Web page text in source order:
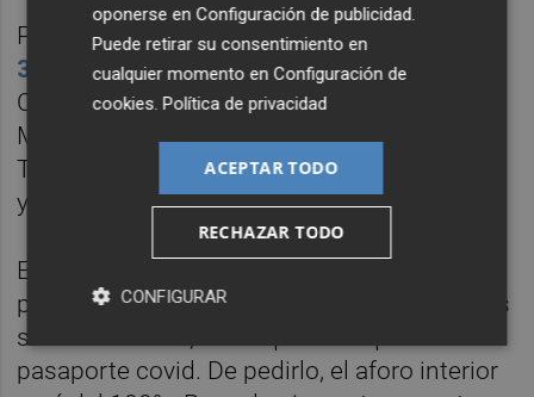
Por otro lado,hay 12 poblaciones en un
3 o alto. Son Los Alcázares, Aledo, Archena,
Caravaca de la Cruz, Molina de Segura,
Moratalla, Ricote, San Javier, Santomera, Las
Torres de Cotillas, Villanueva del Rio Segura
y Yecla.
En este escenario, el aforo interior máximo
para hostelería, restauración y celebraciones
se limita al 50%, salvo que se requiera el
pasaporte covid. De pedirlo, el aforo interior
oponerse enConfiguración de publicidad
Puede retirar su consentimiento en
cualquier momento enConfiguración de
cookies .Política de privacidad
ACEPTAR TODO
RECHAZAR TODO
CONFIGURAR